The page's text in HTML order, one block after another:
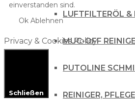
LUFTFILTERÖL &
MUC-OFF
PUTOLINE
REINIGER,
einverstanden sind.
Ok Ablehnen
Privacy & Cookies Policy
Schließen